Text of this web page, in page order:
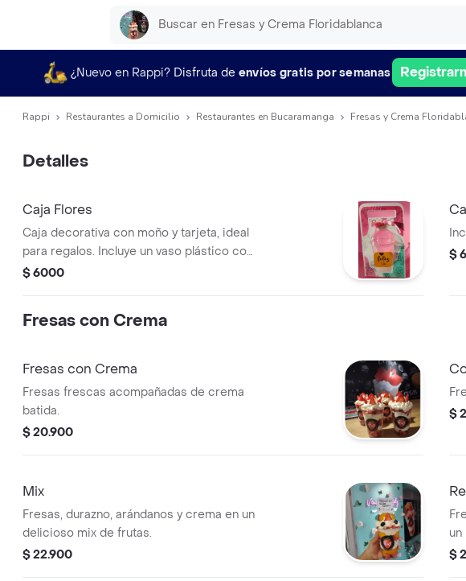
¿Nuevo en Rappi? Disfruta de envíos gratis por semanas
Rappi Restaurantes a Domicilio Restaurantes en Bucaramanga Fresas y Crema
Detalles
Caja Flores
Caja decorativa con moño y tarjeta, ideal
para regalos. Incluye un vaso plástico con
tapa.
$ 6000
$
Fresas con Crema
Fresas con Crema
Fresas frescas acompañadas de crema
batida.
$ 20.900
$
Mix
Fresas, durazno, arándanos y crema en un
delicioso mix de frutas.
$ 22.900
$